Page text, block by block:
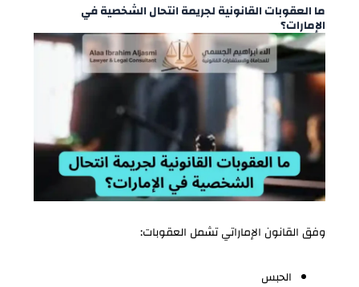
ما العقوبات القانونية لجريمة انتحال الشخصية في
الإمارات؟
وفق القانون الإماراتي تشمل العقوبات:
الحبس